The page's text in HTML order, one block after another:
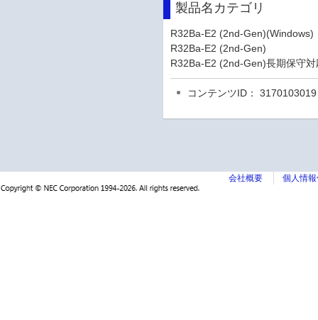
製品名カテゴリ
R32Ba-E2 (2nd-Gen)(Windows)
R32Ba-E2 (2nd-Gen)
R32Ba-E2 (2nd-Gen)長期保守
コンテンツID： 3170103019
会社概要 個人情